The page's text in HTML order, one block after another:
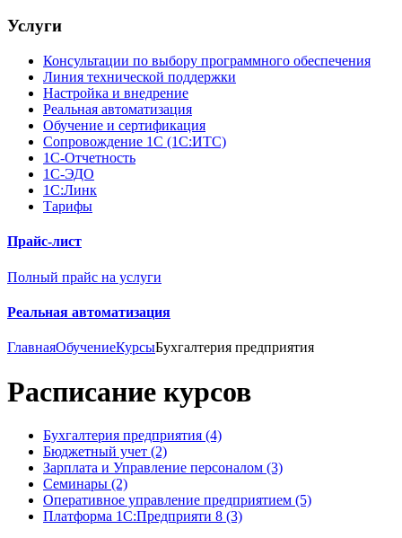
Услуги
Консультации по выбору программного обеспечения
Линия технической поддержки
Настройка и внедрение
Реальная автоматизация
Обучение и сертификация
Сопровождение 1С (1С:ИТС)
1С-Отчетность
1С-ЭДО
1С:Линк
Тарифы
Прайс-лист
Полный прайс на услуги
Реальная автоматизация
ГлавнаяОбучениеКурсыБухгалтерия предприятия
Расписание курсов
Бухгалтерия предприятия (4)
Бюджетный учет (2)
Зарплата и Управление персоналом (3)
Семинары (2)
Оперативное управление предприятием (5)
Платформа 1С:Предприяти 8 (3)